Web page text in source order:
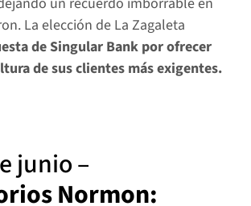
La elección de La Zagaleta
de Singular Bank por ofrecer
de sus clientes más exigentes.
Normon: